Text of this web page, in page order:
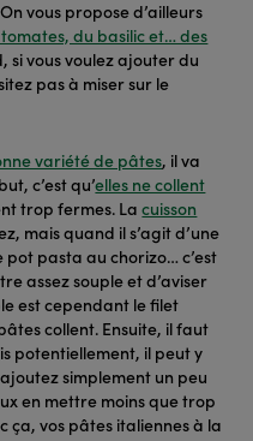
vous propose d’ailleurs
du basilic et… des
si vous voulez ajouter du
pas à miser sur le
variété de pâtes, il va
c’est qu’elles ne collent
trop fermes. Lacuisson
mais quand il s’agit d’une
pot pasta au chorizo… c’est
assez souple et d’aviser
est cependant le filet
collent. Ensuite, il faut
potentiellement, il peut y
ajoutez simplement un peu
en mettre moins que trop
ça, vos pâtes italiennes à la